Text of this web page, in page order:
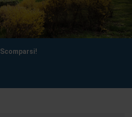
Scomparsi!